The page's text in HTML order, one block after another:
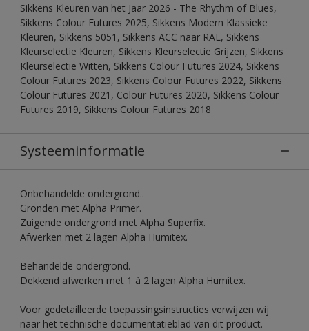
Sikkens Kleuren van het Jaar 2026 - The Rhythm of Blues,
Sikkens Colour Futures 2025, Sikkens Modern Klassieke
Kleuren, Sikkens 5051, Sikkens ACC naar RAL, Sikkens
Kleurselectie Kleuren, Sikkens Kleurselectie Grijzen, Sikkens
Kleurselectie Witten, Sikkens Colour Futures 2024, Sikkens
Colour Futures 2023, Sikkens Colour Futures 2022, Sikkens
Colour Futures 2021, Colour Futures 2020, Sikkens Colour
Futures 2019, Sikkens Colour Futures 2018
Systeeminformatie
Onbehandelde ondergrond..
Gronden met Alpha Primer.
Zuigende ondergrond met Alpha Superfix.
Afwerken met 2 lagen Alpha Humitex.
Behandelde ondergrond.
Dekkend afwerken met 1 à 2 lagen Alpha Humitex.
Voor gedetailleerde toepassingsinstructies verwijzen wij
naar het technische documentatieblad van dit product.